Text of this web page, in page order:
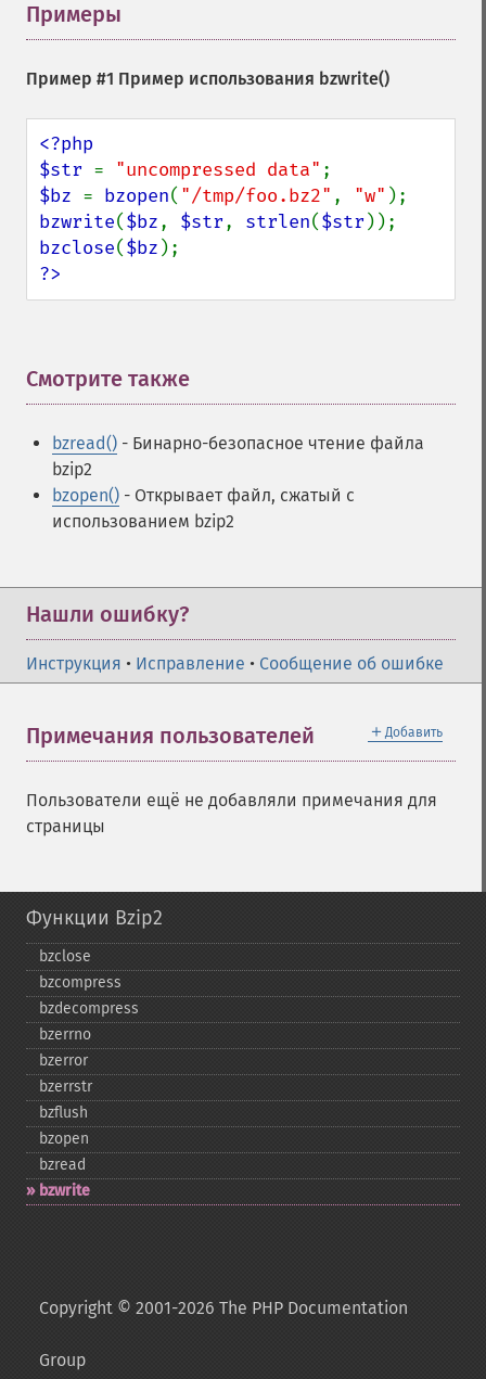
Примеры
Пример #1 Пример использования bzwrite()
<?php
$str = "uncompressed data"
$bz = bzopen( "/tmp/foo.bz2" , "w"
bzwrite($bz, $str, strlen($str
bzclose($bz
?>
Смотрите также
bzread() - Бинарно-безопасное чтение файла
bzip2
bzopen() - Открывает файл, сжатый с
использованием bzip2
Нашли ошибку?
Инструкция • Исправление • Сообщение об ошибке
＋ Добавить
Примечания пользователей
Пользователи ещё не добавляли примечания для
страницы
Функции Bzip2
bzclose
bzcompress
bzdecompress
bzerrno
bzerror
bzerrstr
bzflush
bzopen
bzread
bzwrite
Copyright © 2001-2026 The PHP Documentation
Group